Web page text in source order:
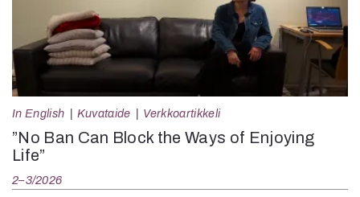
In English Kuvataide Verkkoartikkeli
”No Ban Can Block the Ways of Enjoying
Life”
2–3/2026